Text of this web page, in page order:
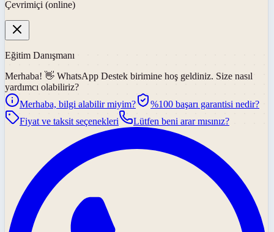
Çevrimiçi (online)
Eğitim Danışmanı
Merhaba! 👋 WhatsApp Destek birimine hoş geldiniz. Size nasıl
yardımcı olabiliriz?
Merhaba, bilgi alabilir miyim?
%100 başarı garantisi nedir?
Fiyat ve taksit seçenekleri
Lütfen beni arar mısınız?